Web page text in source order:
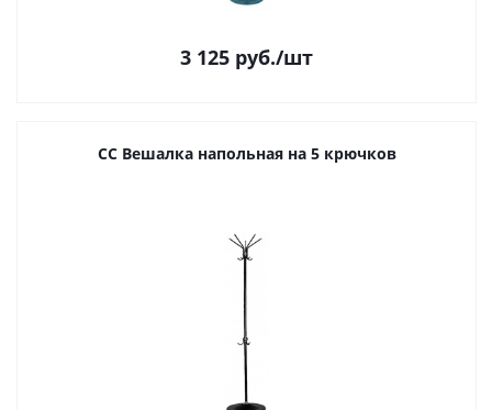
3 125 руб./шт
СС Вешалка напольная на 5 крючков